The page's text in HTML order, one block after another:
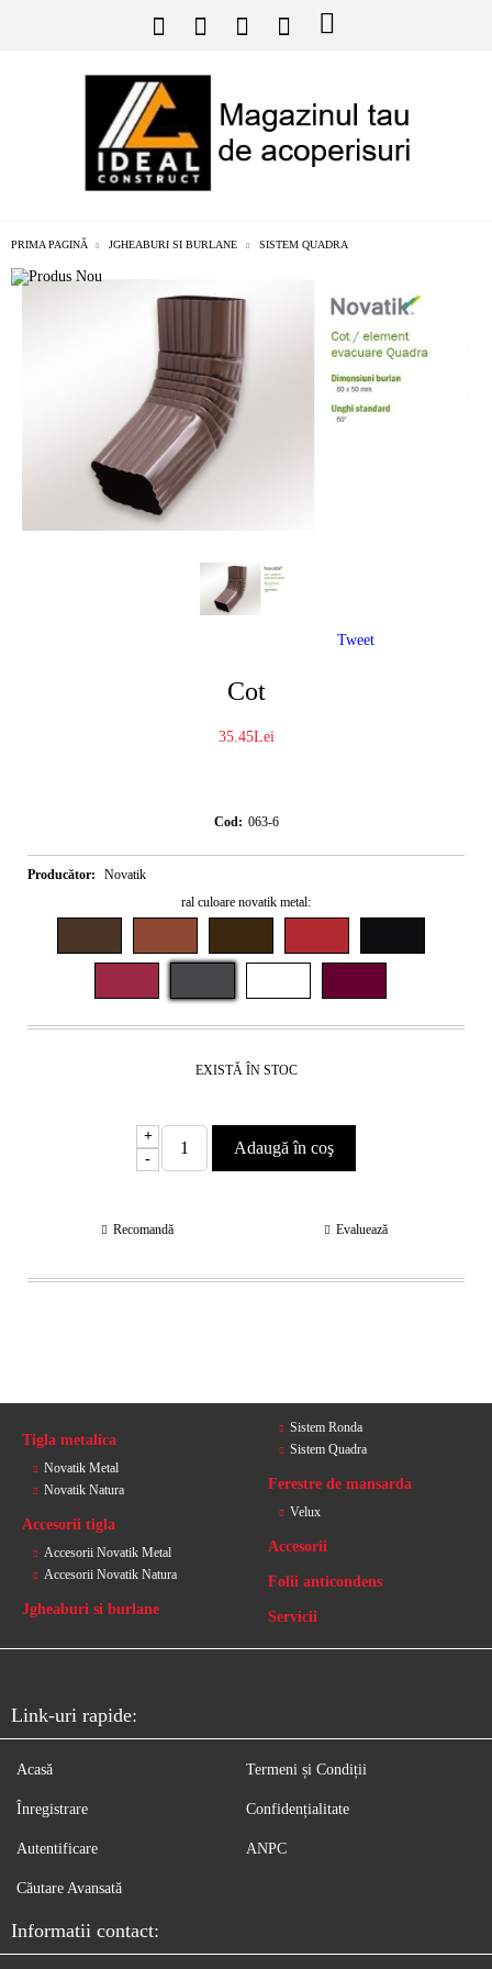
PRIMA PAGINĂ JGHEABURI SI BURLANE SISTEM QUADRA
Cot
35.45Lei
Cod: 063-6
Producător:
Novatik
ral culoare novatik metal:
EXISTĂ ÎN STOC
+
-
Recomandă Evaluează
Tweet
Tigla metalica
Novatik Metal
Novatik Natura
Accesorii tigla
Accesorii Novatik Metal
Accesorii Novatik Natura
Jgheaburi si burlane
Sistem Ronda
Sistem Quadra
Ferestre de mansarda
Velux
Accesorii
Folii anticondens
Servicii
Link-uri rapide:
Acasă
Înregistrare
Autentificare
Căutare Avansată
Termeni și Condiții
Confidențialitate
ANPC
Informatii contact: